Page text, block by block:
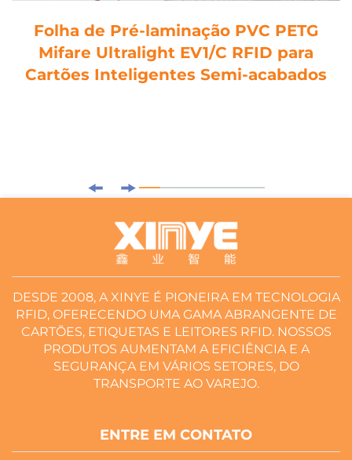
Folha de Pré-laminação PVC PETG
Mifare Ultralight EV1/C RFID para
Cartões Inteligentes Semi-acabados
DESDE 2008, A XINYE É PIONEIRA EM TECNOLOGIA
RFID, OFERECENDO UMA GAMA ABRANGENTE DE
CARTÕES, ETIQUETAS E LEITORES RFID. NOSSOS
PRODUTOS AUMENTAM A EFICIÊNCIA E A
SEGURANÇA EM VÁRIOS SETORES, DO
TRANSPORTE AO VAREJO.
ENTRE EM CONTATO